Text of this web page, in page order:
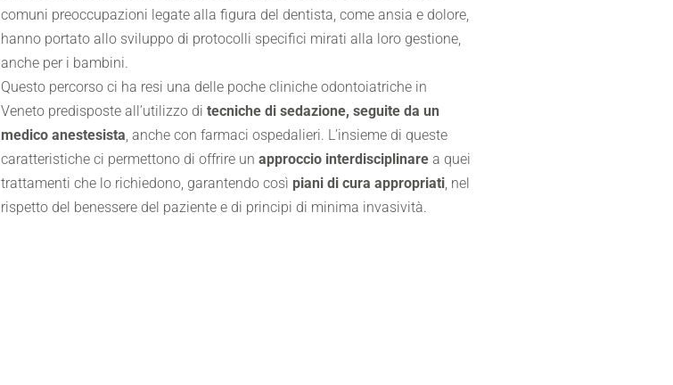
comuni preoccupazioni legate alla figura del dentista, come ansia e dolore,
hanno portato allo sviluppo di protocolli specifici mirati alla loro gestione,
anche per i bambini.
Questo percorso ci ha resi una delle poche cliniche odontoiatriche in
Veneto predisposte all’utilizzo di tecniche di sedazione, seguite da un
medico anestesista, anche con farmaci ospedalieri. L’insieme di queste
caratteristiche ci permettono di offrire un approccio interdisciplinare a quei
trattamenti che lo richiedono, garantendo così piani di cura appropriati, nel
rispetto del benessere del paziente e di principi di minima invasività.